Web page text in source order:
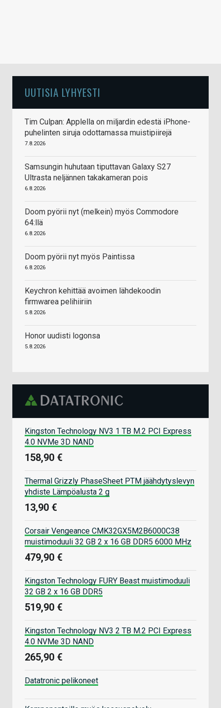
UUTISIA LYHYESTI
Tim Culpan: Applella on miljardin edestä iPhone-
puhelinten siruja odottamassa muistipiirejä
7.8.2026
Samsungin huhutaan tiputtavan Galaxy S27
Ultrasta neljännen takakameran pois
6.8.2026
Doom pyörii nyt (melkein) myös Commodore
64:llä
6.8.2026
Doom pyörii nyt myös Paintissa
6.8.2026
Keychron kehittää avoimen lähdekoodin
firmwarea pelihiiriin
5.8.2026
Honor uudisti logonsa
5.8.2026
Kingston Technology NV3 1 TB M.2 PCI Express
4.0 NVMe 3D NAND
158,90 €
Thermal Grizzly PhaseSheet PTM jäähdytyslevyn
yhdiste Lämpöalusta 2 g
13,90 €
Corsair Vengeance CMK32GX5M2B6000C38
muistimoduuli 32 GB 2 x 16 GB DDR5 6000 MHz
479,90 €
Kingston Technology FURY Beast muistimoduuli
32 GB 2 x 16 GB DDR5
519,90 €
Kingston Technology NV3 2 TB M.2 PCI Express
4.0 NVMe 3D NAND
265,90 €
Datatronic pelikoneet